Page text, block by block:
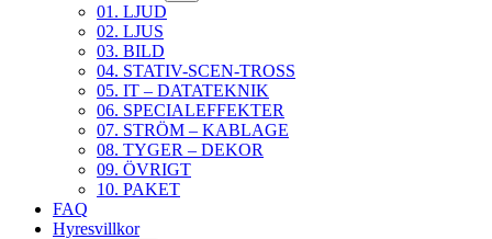
01. LJUD
02. LJUS
03. BILD
04. STATIV-SCEN-TROSS
05. IT – DATATEKNIK
06. SPECIALEFFEKTER
07. STRÖM – KABLAGE
08. TYGER – DEKOR
09. ÖVRIGT
10. PAKET
FAQ
Hyresvillkor